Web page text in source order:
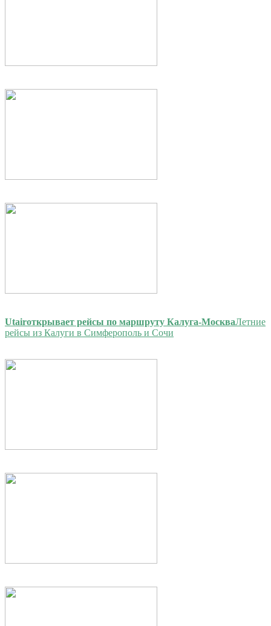
Utairоткрывает рейсы по маршруту Калуга-МоскваЛетние
рейсы из Калуги в Симферополь и Сочи